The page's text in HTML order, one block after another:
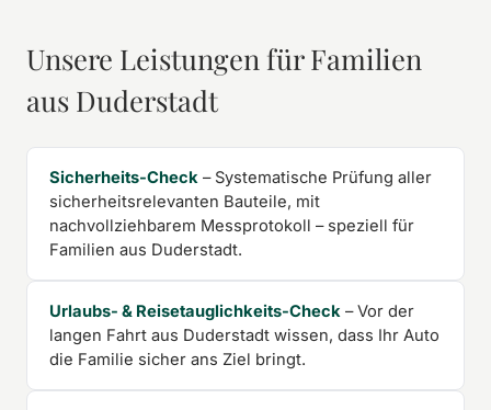
Unsere Leistungen für Familien
aus Duderstadt
Sicherheits-Check – Systematische Prüfung aller
sicherheitsrelevanten Bauteile, mit
nachvollziehbarem Messprotokoll – speziell für
Familien aus Duderstadt.
Urlaubs- & Reisetauglichkeits-Check – Vor der
langen Fahrt aus Duderstadt wissen, dass Ihr Auto
die Familie sicher ans Ziel bringt.